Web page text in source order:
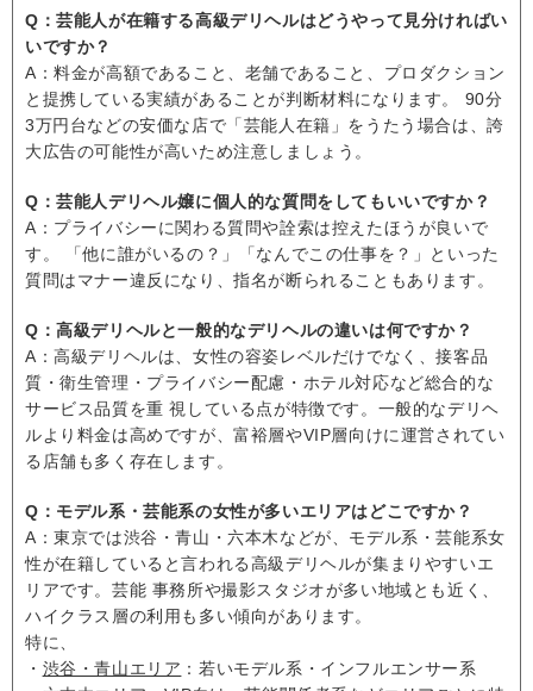
Q：芸能人が在籍する高級デリヘルはどうやって見分ければい
いですか？
A：料金が高額であること、老舗であること、プロダクション
と提携している実績があることが判断材料になります。 90分
3万円台などの安価な店で「芸能人在籍」をうたう場合は、誇
大広告の可能性が高いため注意しましょう。
Q：芸能人デリヘル嬢に個人的な質問をしてもいいですか？
A：プライバシーに関わる質問や詮索は控えたほうが良いで
す。 「他に誰がいるの？」「なんでこの仕事を？」といった
質問はマナー違反になり、指名が断られることもあります。
Q：高級デリヘルと一般的なデリヘルの違いは何ですか？
A：高級デリヘルは、女性の容姿レベルだけでなく、接客品
質・衛生管理・プライバシー配慮・ホテル対応など総合的な
サービス品質を重 視している点が特徴です。一般的なデリヘ
ルより料金は高めですが、富裕層やVIP層向けに運営されてい
る店舗も多く存在します。
Q：モデル系・芸能系の女性が多いエリアはどこですか？
A：東京では渋谷・青山・六本木などが、モデル系・芸能系女
性が在籍していると言われる高級デリヘルが集まりやすいエ
リアです。芸能 事務所や撮影スタジオが多い地域とも近く、
ハイクラス層の利用も多い傾向があります。
特に、
・ 渋谷・青山エリア ：若いモデル系・インフルエンサー系